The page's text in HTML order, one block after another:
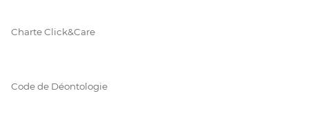
Charte Click&Care
Code de Déontologie